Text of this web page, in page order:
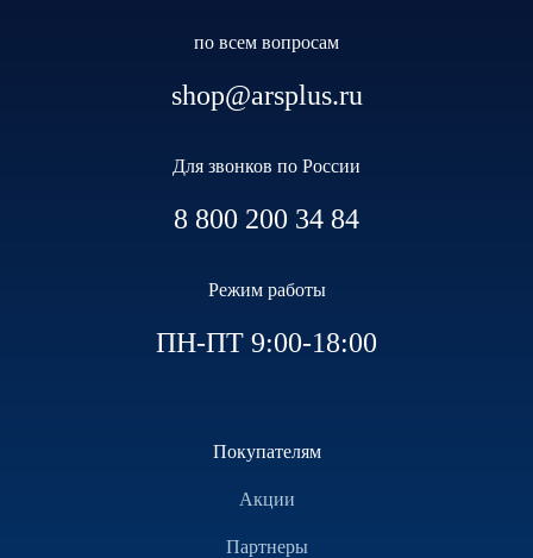
по всем вопросам
shop@arsplus.ru
Для звонков по России
8 800 200 34 84
Режим работы
ПН-ПТ 9:00-18:00
Покупателям
Акции
Партнеры